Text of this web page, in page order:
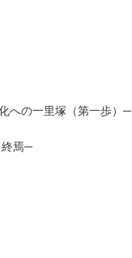
への一里塚（第一歩）─
焉─